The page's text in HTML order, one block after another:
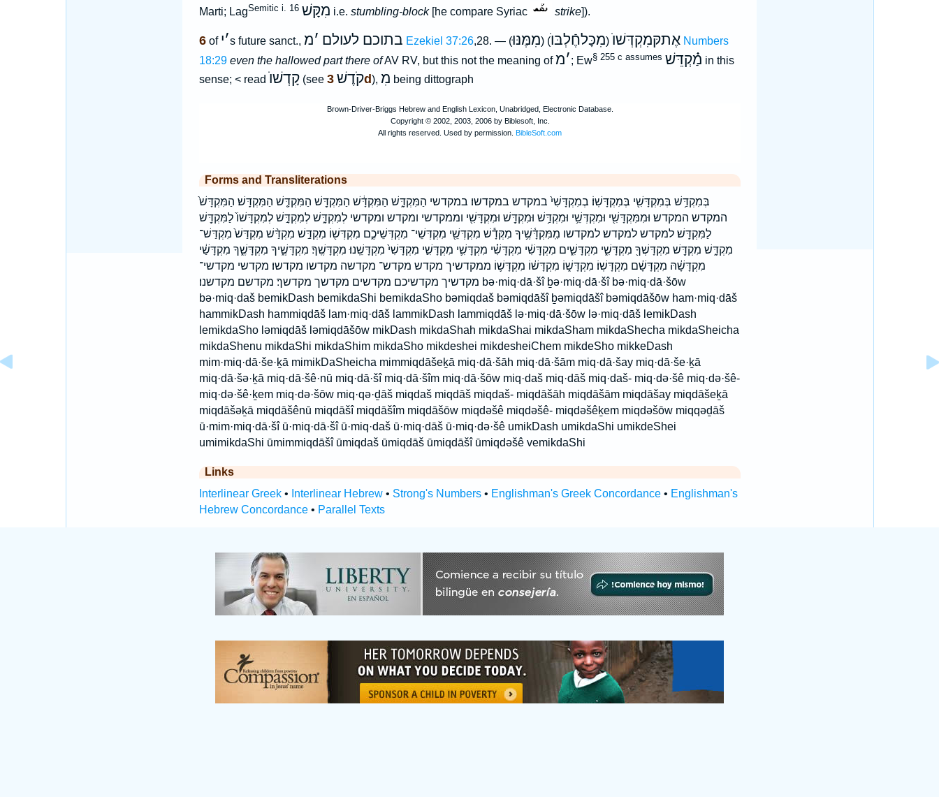
Marti; LagSemitic i. 16 מִקָּשׁ i.e. stumbling-block[he compare Syriac strike]).
6of ׳י s future sanct., בתוכם לעולם ׳מ Ezekiel 37:26,28. — (מִמֶּנּוּ) אֶתקּמִקְדְּשׁוֺ (מִכָּלחֶֿלְבּוֺ ) Numbers
18:29 even the hallowed part there ofAV RV, but this not the meaning of ׳מ ; Ew§ 255 c assumes מַ֗֗֗קְדֵּשׁ in this
sense; < read קָדְשׁוֺ(see קֹדֶשׁ3d), מִ being dittograph
Forms and Transliterations
בְּמִקְדַּ֥שׁ בְּמִקְדָּשִׁ֖י בְּמִקְדָּשֽׁוֹ׃ בְמִקְדָּשִׁי֙ במקדש במקדשו׃ במקדשי הַמִּקְדָּ֑שׁ הַמִּקְדָּ֔שׁ הַמִּקְדָּ֖שׁ הַמִּקְדָּ֤שׁ הַמִּקְדָּֽשׁ׃ הַמִּקְדָּשׁ֙
המקדש המקדש׃ וּמִמִּקְדָּשִׁ֖י וּמִקְדְּשֵׁ֥י וּמִקְדַּ֥שׁ וּמִקְדָּ֖שׁ וּמִקְדָּשִׁ֖י וממקדשי ומקדש ומקדשי לְמִקְדָּ֑שׁ לְמִקְדָּ֣שׁ לְמִקְדָּשׁוֹ֙ לַמִּקְדָּ֖שׁ
לַמִּקְדָּֽשׁ׃ למקדש למקדש׃ למקדשו מִֽמִּקְדָּ֫שֶׁ֥יךָ מִקְּדָ֕שׁ מִקְדְּשֵׁ֖י מִקְדְּשֵׁי־ מִקְדְּשֵׁיכֶ֑ם מִקְדְּשׁ֖וֹ מִקְדַּ֣שׁ מִקְדַּ֨שׁ מִקְדַּשׁ֙ מִקְדַּשׁ־
מִקְדָּ֑שׁ מִקְדָּ֖שׁ מִקְדָּשְׁךָ֖ מִקְדָּשִׁ֑י מִקְדָּשִׁ֑ים מִקְדָּשִׁ֔י מִקְדָּשִׁ֗י מִקְדָּשִׁ֛י מִקְדָּשִׁ֣י מִקְדָּשִׁי֙ מִקְדָּשֵֽׁנוּ׃ מִקְדָּשֶֽׁךָ׃ מִקְדָּשֶׁ֑יךָ מִקְדָּשֶׁ֑ךָ מִקְדָּשַׁ֔י
מִקְדָּשָׁ֔הּ מִקְדָּשָׁ֔ם מִקְדָּשֽׁוֹ׃ מִקְדָּשׁ֑וֹ מִקְדָּשׁ֔וֹ מִקְדָּשׁ֛וֹ ממקדשיך מקדש מקדש־ מקדשה מקדשו מקדשו׃ מקדשי מקדשי־
מקדשיך מקדשיכם מקדשים מקדשך מקדשך׃ מקדשם מקדשנו׃ bə·miq·dā·šî ḇə·miq·dā·šî bə·miq·dā·šōw
bə·miq·daš bemikDash bemikdaShi bemikdaSho bəmiqdaš bəmiqdāšî ḇəmiqdāšî bəmiqdāšōw ham·miq·dāš
hammikDash hammiqdāš lam·miq·dāš lammikDash lammiqdāš lə·miq·dā·šōw lə·miq·dāš lemikDash
lemikdaSho ləmiqdāš ləmiqdāšōw mikDash mikdaShah mikdaShai mikdaSham mikdaShecha mikdaSheicha
mikdaShenu mikdaShi mikdaShim mikdaSho mikdeshei mikdesheiChem mikdeSho mikkeDash
mim·miq·dā·še·ḵā mimikDaSheicha mimmiqdāšeḵā miq·dā·šāh miq·dā·šām miq·dā·šay miq·dā·še·ḵā
miq·dā·šə·ḵā miq·dā·šê·nū miq·dā·šî miq·dā·šîm miq·dā·šōw miq·daš miq·dāš miq·daš- miq·də·šê miq·də·šê-
miq·də·šê·ḵem miq·də·šōw miq·qə·ḏāš miqdaš miqdāš miqdaš- miqdāšāh miqdāšām miqdāšay miqdāšeḵā
miqdāšəḵā miqdāšênū miqdāšî miqdāšîm miqdāšōw miqdəšê miqdəšê- miqdəšêḵem miqdəšōw miqqəḏāš
ū·mim·miq·dā·šî ū·miq·dā·šî ū·miq·daš ū·miq·dāš ū·miq·də·šê umikDash umikdaShi umikdeShei
umimikdaShi ūmimmiqdāšî ūmiqdaš ūmiqdāš ūmiqdāšî ūmiqdəšê vemikdaShi
Links
Interlinear Greek• Interlinear Hebrew• Strong's Numbers• Englishman's Greek Concordance• Englishman's
Hebrew Concordance• Parallel Texts